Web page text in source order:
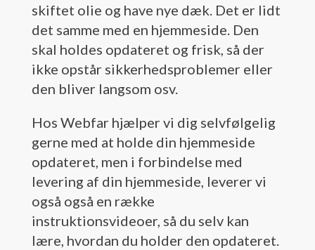
skiftet olie og have nye dæk. Det er lidt
det samme med en hjemmeside. Den
skal holdes opdateret og frisk, så der
ikke opstår sikkerhedsproblemer eller
den bliver langsom osv.
Hos Webfar hjælper vi dig selvfølgelig
gerne med at holde din hjemmeside
opdateret, men i forbindelse med
levering af din hjemmeside, leverer vi
også også en række
instruktionsvideoer, så du selv kan
lære, hvordan du holder den opdateret.